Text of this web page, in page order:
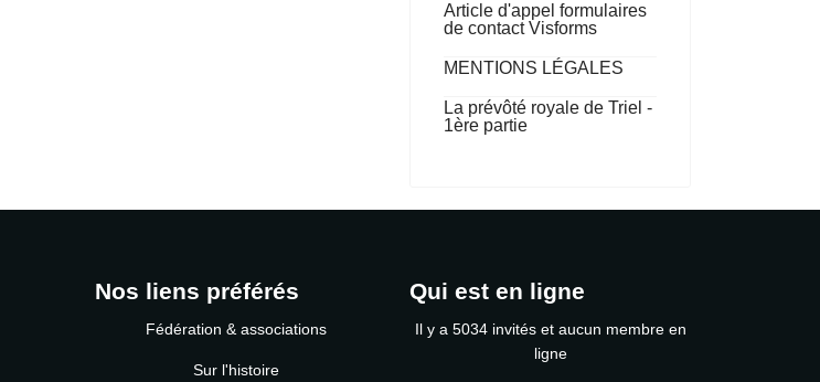
Article d'appel formulaires
de contact Visforms
MENTIONS LÉGALES
La prévôté royale de Triel -
1ère partie
Nos liens préférés
Fédération & associations
Sur l'histoire
Qui est en ligne
Il y a 5034 invités et aucun membre en
ligne